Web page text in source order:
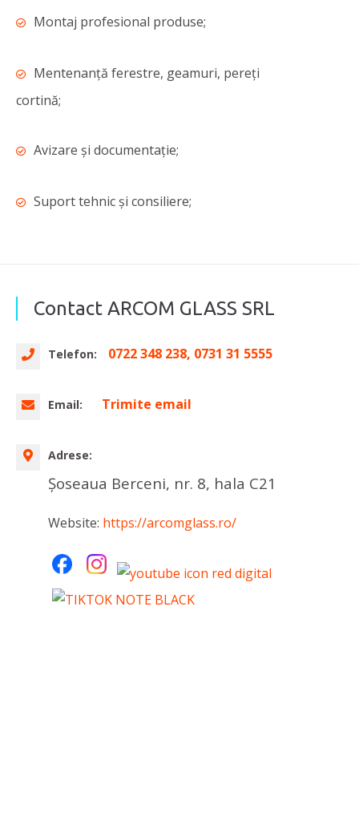
Montaj profesional produse;
Mentenanță ferestre, geamuri, pereți
cortină;
Avizare și documentație;
Suport tehnic și consiliere;
Contact ARCOM GLASS SRL
Telefon: 0722 348 238, 0731 31 5555
Email: Trimite email
Adrese:
Șoseaua Berceni, nr. 8, hala C21
Website: https://arcomglass.ro/